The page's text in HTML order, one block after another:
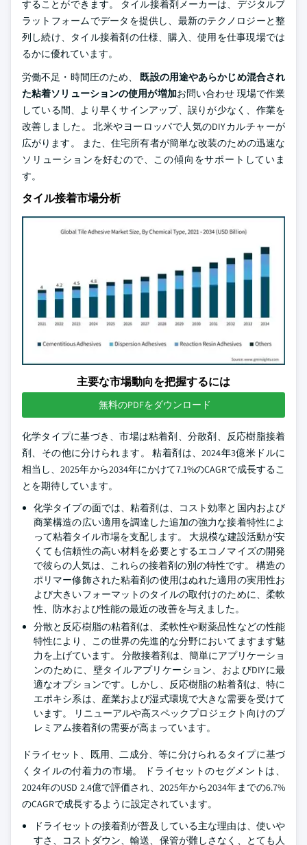
することができます。 タイル接着剤メーカーは、デジタルプ
ラットフォームでデータを提供し、最新のテクノロジーと整
列し続け、タイル接着剤の仕様、購入、使用を仕事現場では
るかに優れています。
労働不足・時間圧のため、 既設の用途やあらかじめ混合され
た粘着ソリューションの使用が増加お問い合わせ 現場で作業
している間、より早くサインアップ、誤りが少なく、作業を
改善しました。 北米やヨーロッパで人気のDIYカルチャーが
広がります。 また、住宅所有者が簡単な改装のための迅速な
ソリューションを好むので、この傾向をサポートしていま
す。
タイル接着市場分析
主要な市場動向を把握するには
無料のPDFをダウンロード
化学タイプに基づき、市場は粘着剤、分散剤、反応樹脂接着
剤、その他に分けられます。 粘着剤は、2024年3億米ドルに
相当し、2025年から2034年にかけて7.1%のCAGRで成長するこ
とを期待しています。
化学タイプの面では、粘着剤は、コスト効率と国内および
商業構造の広い適用を調達した追加の強力な接着特性によ
って粘着タイル市場を支配します。 大規模な建設活動が安
くても信頼性の高い材料を必要とするエコノマイズの開発
で彼らの人気は、これらの接着剤の別の特性です。 構造の
ポリマー修飾された粘着剤の使用はぬれた適用の実用性お
よび大きいフォーマットのタイルの取付けのために、柔軟
性、防水および性能の最近の改善を与えました。
分散と反応樹脂の粘着剤は、柔軟性や耐薬品性などの性能
特性により、この世界の先進的な分野においてますます魅
力を上げています。 分散接着剤は、簡単にアプリケーショ
ンのために、壁タイルアプリケーション、およびDIYに最
適なオプションです。しかし、反応樹脂の粘着剤は、特に
エポキシ系は、産業および湿式環境で大きな需要を受けて
います。 リニューアルや高スペックプロジェクト向けのプ
レミアム接着剤の需要が高まっています。
ドライセット、既用、二成分、等に分けられるタイプに基づ
くタイルの付着力の市場。 ドライセットのセグメントは、
2024年のUSD 2.4億で評価され、2025年から2034年までの6.7%
のCAGRで成長するように設定されています。
ドライセットの接着剤が普及している主な理由は、使いや
すさ、コストダウン、輸送、保管が難しさなく、とても人